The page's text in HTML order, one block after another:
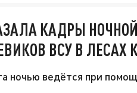
КАДРЫ
ВСУ В ЛЕСАХ
ночью ведётся при